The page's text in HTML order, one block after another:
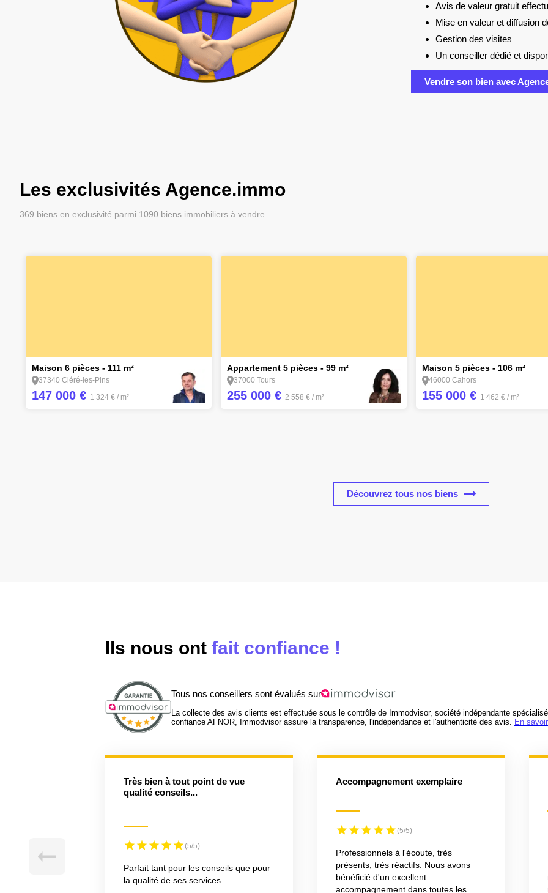
Avis de valeur gratuit
Mise en valeur et diffusion
Gestion des visites
Un conseiller dédié et
Vendre son bien avec
Les exclusivités Agence.immo
369 biens en exclusivité parmi 1090 biens immobiliers à vendre
Maison 6 pièces - 111 m²
37340 Cléré-les-Pins
147 000 € 1 324 € / m²
Appartement 5 pièces - 99 m²
37000 Tours
255 000 € 2 558 €/ m²
Maison 5 pièces - 106 m²
46000 Cahors
155 000 € 1 462 €/ m²
Découvrez tous nos biens
Ils nous ont fait confiance !
Tous nos conseillers sont évalués sur
La collecte des avis clients est effectuée sous le contrôle de Immodvisor, société indépendante
confiance AFNOR, Immodvisor assure la transparence, l'indépendance et l'authenticité des avis.
En
Très bien à tout point de vue
qualité conseils...
(5/5)
Parfait tant pour les conseils que pour
la qualité de ses services
Accompagnement exemplaire
(5/5)
Professionnels à l'écoute, très
présents, très réactifs. Nous avons
bénéficié d'un excellent
accompagnement dans toutes les